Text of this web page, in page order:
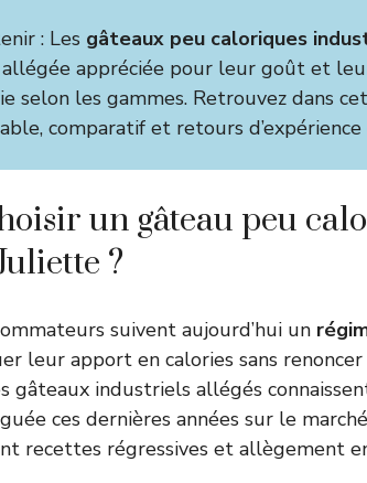
: Les gâteaux peu caloriques
appréciée pour leur goût et
selon les gammes. Retrouvez dans
comparatif et retours
un gâteau peu
?
suivent aujourd’hui un
leur apport en calories sans renoncer
gâteaux industriels allégés
ces dernières années sur le
recettes régressives et allègement